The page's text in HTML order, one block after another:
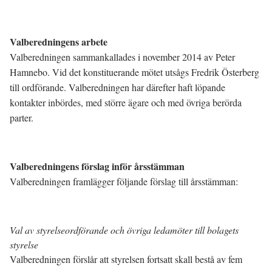
Valberedningens arbete
Valberedningen sammankallades i november 2014 av Peter
Hamnebo. Vid det konstituerande mötet utsågs Fredrik Österberg
till ordförande. Valberedningen har därefter haft löpande
kontakter inbördes, med större ägare och med övriga berörda
parter.
Valberedningens förslag inför årsstämman
Valberedningen framlägger följande förslag till årsstämman:
Val av styrelseordförande och övriga ledamöter till bolagets
styrelse
Valberedningen förslår att styrelsen fortsatt skall bestå av fem